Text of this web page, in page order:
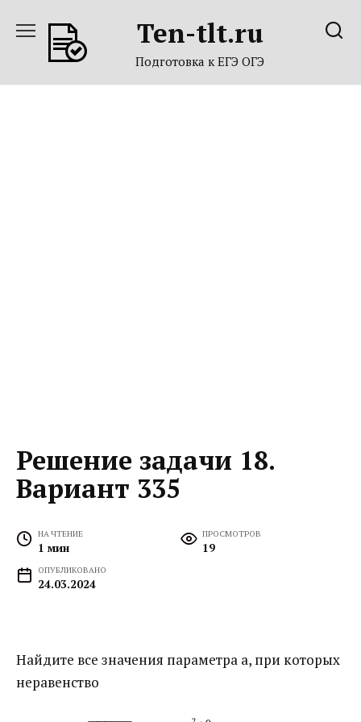
содержанию
Ten-tlt.ru
Подготовка к ЕГЭ ОГЭ
Решение задачи 18.
Вариант 335
НА ЧТЕНИЕ
1 мин
ПРОСМОТРОВ
19
ОПУБЛИКОВАНО
24.03.2024
Найдите все значения параметра а, при которых
неравенство